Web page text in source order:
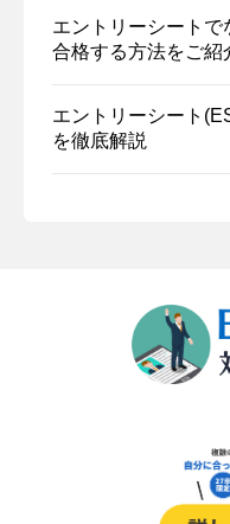
エントリーシートで
合格する方法をご紹
エントリーシート
を徹底解説